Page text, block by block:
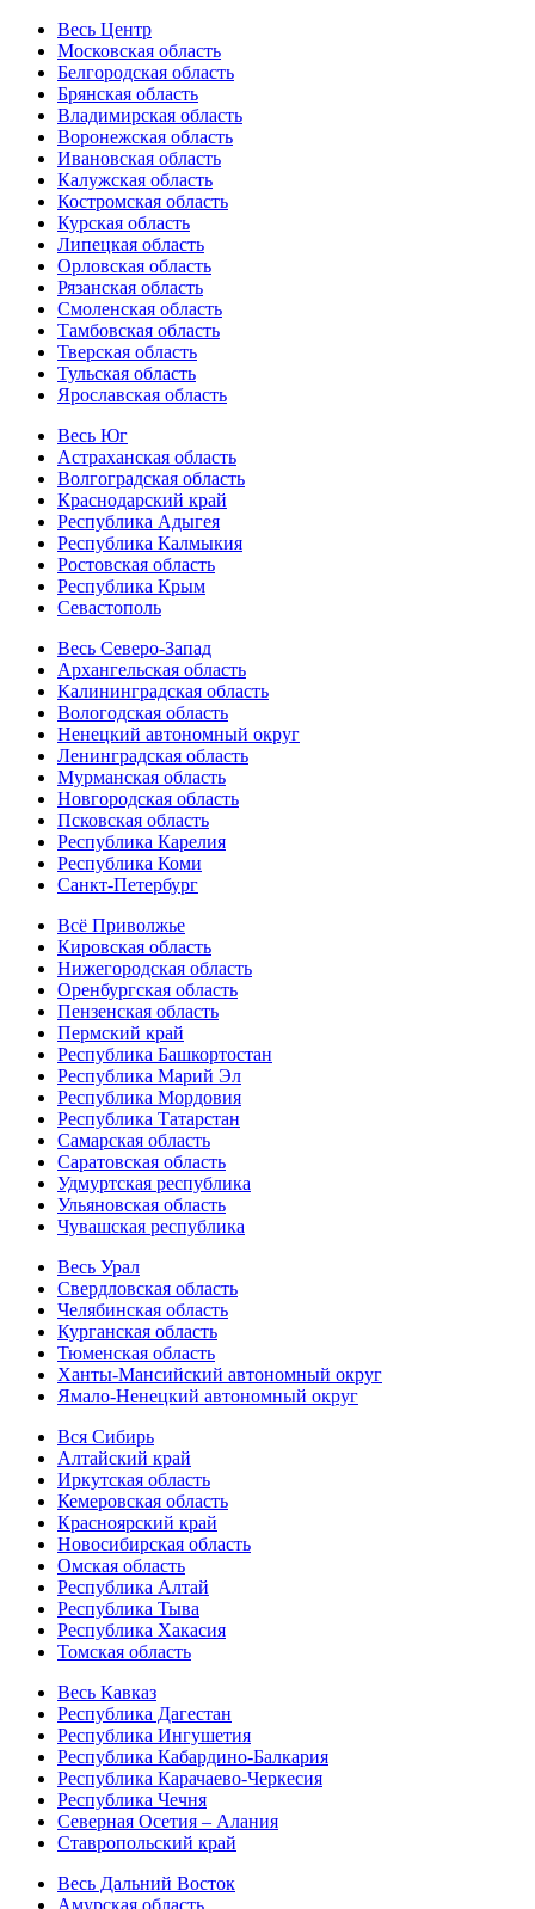
Весь Центр
Московская область
Белгородская область
Брянская область
Владимирская область
Воронежская область
Ивановская область
Калужская область
Костромская область
Курская область
Липецкая область
Орловская область
Рязанская область
Смоленская область
Тамбовская область
Тверская область
Тульская область
Ярославская область
Весь Юг
Астраханская область
Волгоградская область
Краснодарский край
Республика Адыгея
Республика Калмыкия
Ростовская область
Республика Крым
Севастополь
Весь Северо-Запад
Архангельская область
Калининградская область
Вологодская область
Ненецкий автономный округ
Ленинградская область
Мурманская область
Новгородская область
Псковская область
Республика Карелия
Республика Коми
Санкт-Петербург
Всё Приволжье
Кировская область
Нижегородская область
Оренбургская область
Пензенская область
Пермский край
Республика Башкортостан
Республика Марий Эл
Республика Мордовия
Республика Татарстан
Самарская область
Саратовская область
Удмуртская республика
Ульяновская область
Чувашская республика
Весь Урал
Свердловская область
Челябинская область
Курганская область
Тюменская область
Ханты-Мансийский автономный округ
Ямало-Ненецкий автономный округ
Вся Сибирь
Алтайский край
Иркутская область
Кемеровская область
Красноярский край
Новосибирская область
Омская область
Республика Алтай
Республика Тыва
Республика Хакасия
Томская область
Весь Кавказ
Республика Дагестан
Республика Ингушетия
Республика Кабардино-Балкария
Республика Карачаево-Черкесия
Республика Чечня
Северная Осетия – Алания
Ставропольский край
Весь Дальний Восток
Амурская область